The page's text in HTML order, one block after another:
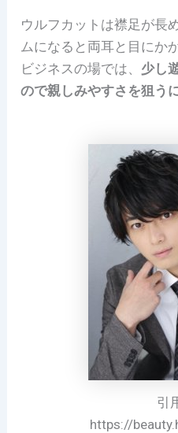
ウルフカットは襟足が長
ムになると両耳と目にか
ビジネスの場では、 少し
ので親しみやすさを狙う
引
https://